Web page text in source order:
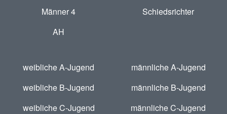
Männer 4
AH
Schiedsrichter
weibliche A-Jugend
weibliche B-Jugend
weibliche C-Jugend
männliche A-Jugend
männliche B-Jugend
männliche C-Jugend